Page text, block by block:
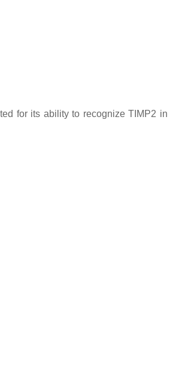
for its ability to recognize TIMP2 in